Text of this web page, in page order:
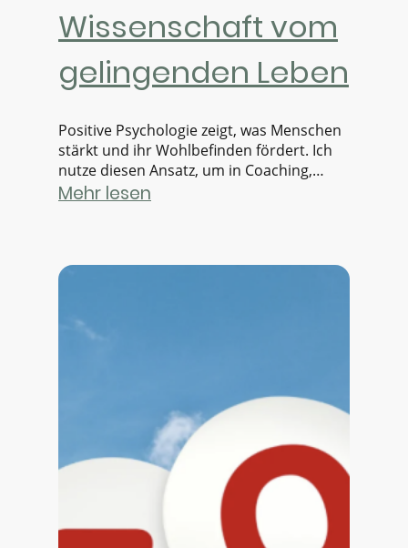
Wissenschaft vom
gelingenden Leben
Positive Psychologie zeigt, was Menschen
stärkt und ihr Wohlbefinden fördert. Ich
nutze diesen Ansatz, um in Coaching,
Beratung und Teamentwicklung
Mehr lesen